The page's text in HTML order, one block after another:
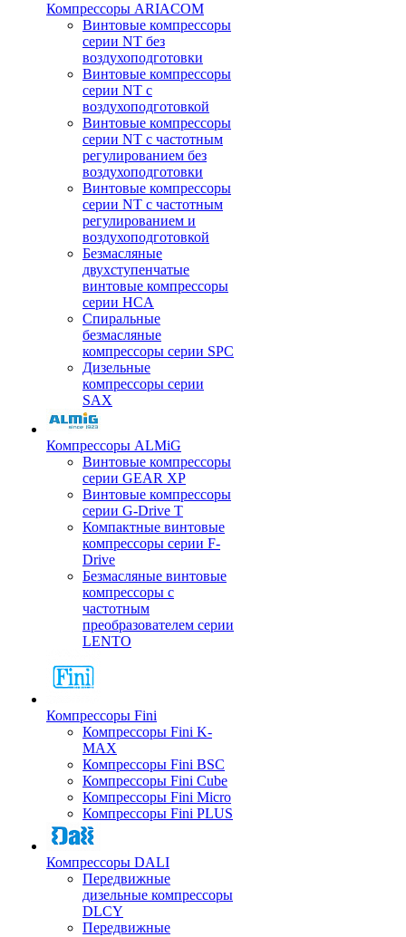
Компрессоры ARIACOM
Винтовые компрессоры
серии NT без
воздухоподготовки
Винтовые компрессоры
серии NT c
воздухоподготовкой
Винтовые компрессоры
серии NT с частотным
регулированием без
воздухоподготовки
Винтовые компрессоры
серии NT с частотным
регулированием и
воздухоподготовкой
Безмасляные
двухступенчатые
винтовые компрессоры
серии HCA
Спиральные
безмасляные
компрессоры серии SPC
Дизельные
компрессоры серии
SAX
Компрессоры ALMiG
Винтовые компрессоры
серии GEAR XP
Винтовые компрессоры
серии G-Drive T
Компактные винтовые
компрессоры серии F-
Drive
Безмасляные винтовые
компрессоры с
частотным
преобразователем серии
LENTO
Компрессоры Fini
Компрессоры Fini K-
MAX
Компрессоры Fini BSC
Компрессоры Fini Cube
Компрессоры Fini Micro
Компрессоры Fini PLUS
Компрессоры DALI
Передвижные
дизельные компрессоры
DLCY
Передвижные